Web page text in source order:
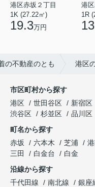
港区赤坂２丁目
1K (27.22㎡)
19.3万円
港
1R
の不動産のとも 港区
市区町村から探す
港区
世田谷区 新宿区
渋谷区
杉並区 品川区
町名から探す
赤坂
六本木 芝浦
三田
白金台
白金
沿線から探す
千代田線
南北線 銀座